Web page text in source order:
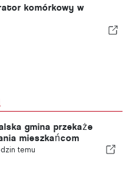
komórkowy w
gmina przekaże
mieszkańcom
temu